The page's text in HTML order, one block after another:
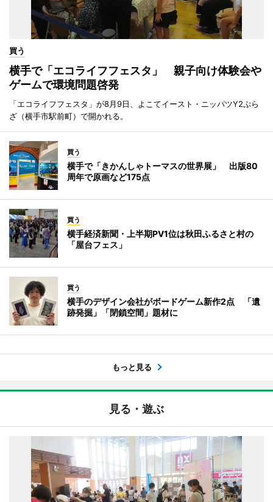
買う
横手で「エコライフフェスタ」 親子向け体験会や
ゲームで環境問題啓発
「エコライフフェスタ」が8月9日、よこてイースト・ニッパツY2ぷら
ざ（横手市駅前町）で開かれる。
買う
横手で「きかんしゃトーマスの世界展」 出版80
周年で原画など175点
買う
横手経済新聞・上半期PV1位は秋田ふるさと村の
「屋台フェス」
買う
横手のデザイン会社がボードゲーム新作2点 「遺
跡発掘」「閉鎖空間」題材に
もっと見る
見る・遊ぶ